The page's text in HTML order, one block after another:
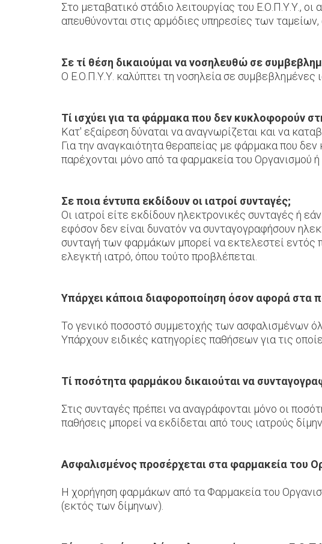
Στο μεταβατικό στάδιο λειτουργίας του Ε.Ο.Π.Υ.Υ., οι
απευθύνονται στις αρμόδιες υπηρεσίες των ταμείων,
Σε τί θέση δικαιούμαι να νοσηλευθώ σε
Ο Ε.Ο.Π.Υ.Υ. καλύπτει τη νοσηλεία σε συμβεβλημένες
Τί ισχύει για τα φάρμακα που δεν κυκλοφορούν
Κατ' εξαίρεση δύναται να αναγνωρίζεται και να
Για την αναγκαιότητα θεραπείας με φάρμακα που
παρέχονται μόνο από τα φαρμακεία του Οργανισμού ή
Σε ποια έντυπα εκδίδουν οι ιατροί συνταγές;
Οι ιατροί είτε εκδίδουν ηλεκτρονικές συνταγές ή
εφόσον δεν είναι δυνατόν να συνταγογραφήσουν
συνταγή των φαρμάκων μπορεί να εκτελεστεί
ελεγκτή ιατρό, όπου τούτο προβλέπεται.
Υπάρχει κάποια διαφοροποίηση όσον αφορά στα
Το γενικό ποσοστό συμμετοχής των ασφαλισμένων
Υπάρχουν ειδικές κατηγορίες παθήσεων για τις
Τί ποσότητα φαρμάκου δικαιούται να
Στις συνταγές πρέπει να αναγράφονται μόνο οι
παθήσεις μπορεί να εκδίδεται από τους ιατρούς
Ασφαλισμένος προσέρχεται στα φαρμακεία του
Η χορήγηση φαρμάκων από τα Φαρμακεία του
(εκτός των δίμηνων).